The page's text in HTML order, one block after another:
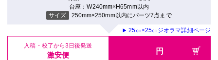
台座：W240mm×H65mm以内
サイズ
250mm×250mm以内にパーツ7点まで
▶ 25㎝×25㎝ジオラマ詳細ページ
入稿・校了から3日後発送
激安便 円